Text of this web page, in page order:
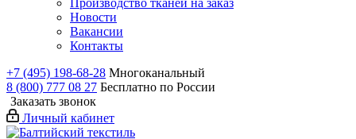
Производство тканей на заказ
Новости
Вакансии
Контакты
+7 (495) 198-68-28 Многоканальный
8 (800) 777 08 27 Бесплатно по России
Заказать звонок
Личный кабинет